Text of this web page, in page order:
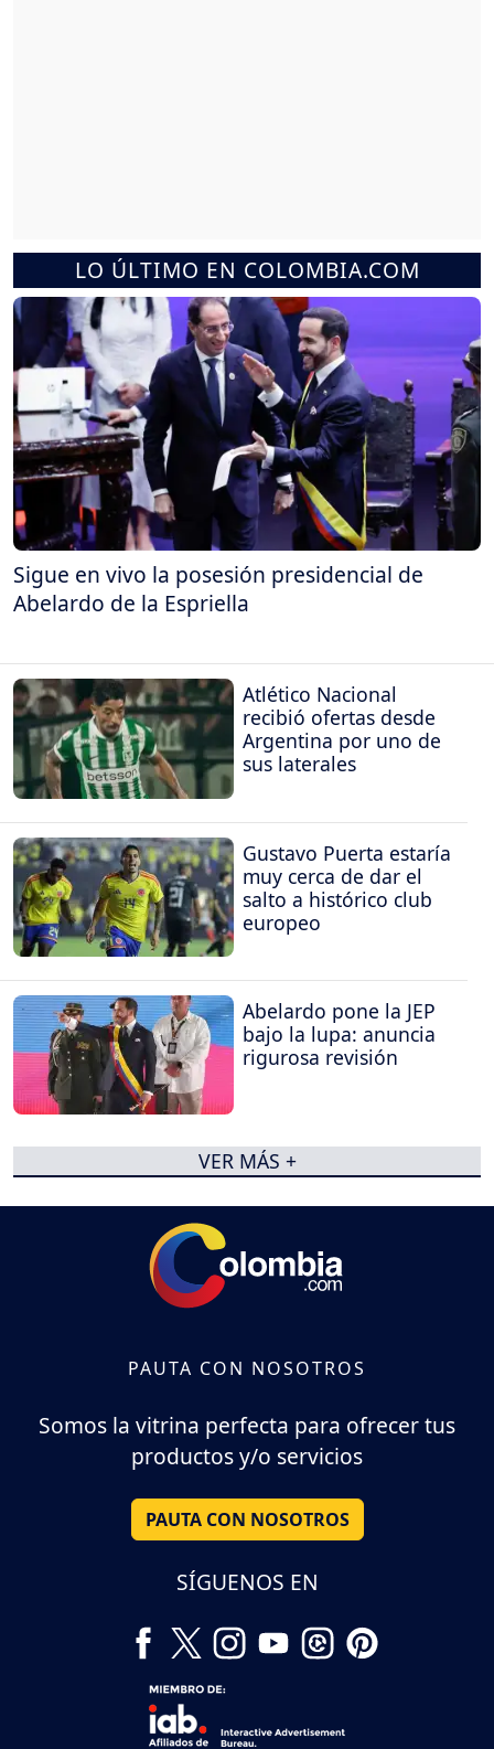
LO ÚLTIMO EN COLOMBIA.COM
Sigue en vivo la posesión presidencial de
Abelardo de la Espriella
Atlético Nacional
recibió ofertas desde
Argentina por uno de
sus laterales
Gustavo Puerta estaría
muy cerca de dar el
salto a histórico club
europeo
Abelardo pone la JEP
bajo la lupa: anuncia
rigurosa revisión
VER MÁS +
PAUTA CON NOSOTROS
Somos la vitrina perfecta para ofrecer tus
productos y/o servicios
PAUTA CON NOSOTROS
SÍGUENOS EN